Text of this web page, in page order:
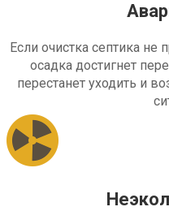
Если очистка септика не
осадка достигнет
перестанет уходить и